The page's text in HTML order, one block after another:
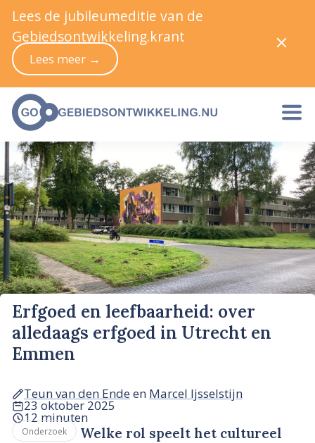
Erfgoed en leefbaarheid: over
alledaags erfgoed in Utrecht en
Emmen
Teun van den Ende en Marcel Ijsselstijn
23 oktober 2025
12 minuten
Onderzoek
Welke rol speelt het cultureel
Lees de jubileumeditie van de
Gebiedsontwikkeling.krant
Lees meer →